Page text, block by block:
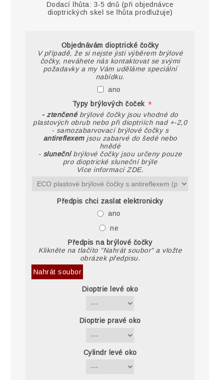
Dodací lhůta: 3-5 dnů (při objednávce
dioptrických skel se lhůta prodlužuje)
Objednávám dioptrické čočky
V případě, že si nejste jisti výběrem brýlové
čočky, neváhete nás kontaktovat se svými
požadavky a my Vám uděláme speciální
nabídku.
ano
Typy brýlových čoček *
- ztenčené brýlové čočky jsou vhodné do
plastových obrub nebo při dioptriích nad +-2,0
- samozabarvovací brýlové čočky s
antireflexemjsou zabarvé do šedé nebo
hnědé
- slunečníbrýlové čočky jsou určeny pouze
pro dioptrické sluneční brýle
Více informací ZDE.
Předpis chci zaslat elektronicky
ano
ne
Předpis na brýlové čočky
Klikněte na tlačíto "Nahrát soubor" a vložte
obrázek předpisu.
Nahrát soubor
Dioptrie levé oko
Dioptrie pravé oko
Cylindr levé oko